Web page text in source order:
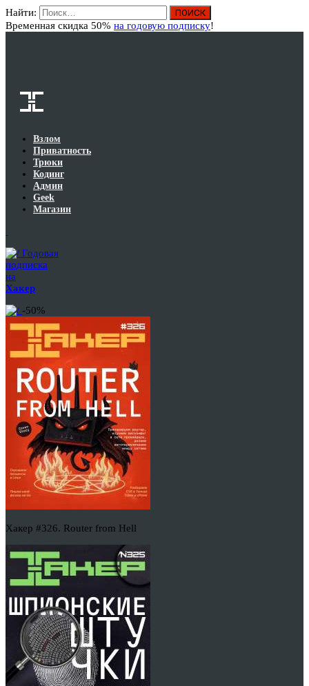
Найти:
Временная скидка 50% на годовую подписку!
Взлом
Приватность
Трюки
Кодинг
Админ
Geek
Магазин
Годовая
подписка
на
Хакер
-50%
Хакер #326. Router from Hell